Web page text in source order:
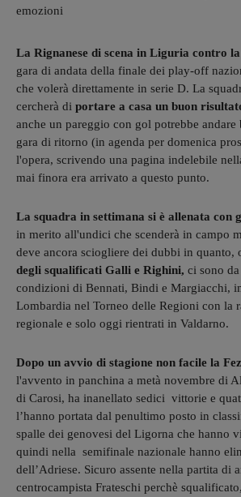
emozioni
La Rignanese di scena in Liguria contro la
gara di andata della finale dei play-off
che volerà direttamente in serie D. La
cercherà di portare a casa un buon
anche un pareggio con gol potrebbe andare
gara di ritorno (in agenda per domenica
l'opera, scrivendo una pagina indelebile
mai finora era arrivato a questo punto.
La squadra in settimana si è allenata con
in merito all'undici che scenderà in campo
deve ancora sciogliere dei dubbi in quanto,
degli squalificati Galli e Righini, ci sono
condizioni di Bennati, Bindi e Margiacchi,
Lombardia nel Torneo delle Regioni con la
regionale e solo oggi rientrati in Valdarno.
Dopo un avvio di stagione non facile la
l'avvento in panchina a metà novembre di
di Carosi, ha inanellato sedici vittorie e
l’hanno portata dal penultimo posto in
spalle dei genovesi del Ligorna che hanno
quindi nella semifinale nazionale hanno
dell’Adriese. Sicuro assente nella partita di
centrocampista Frateschi perchè